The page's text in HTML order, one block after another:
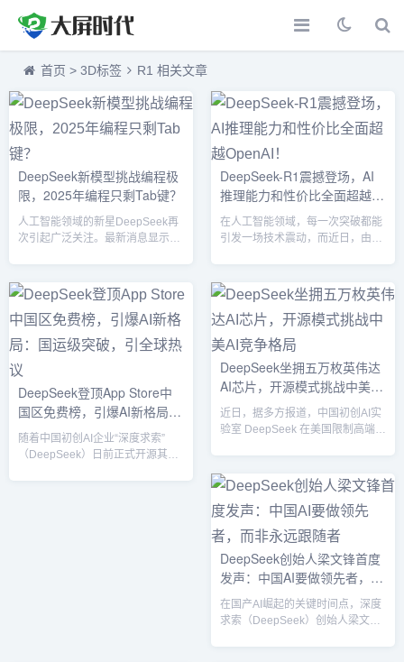
首页 > 3D标签 R1 相关文章
DeepSeek新模型挑战编程极
限，2025年编程只剩Tab键？
人工智能领域的新星DeepSeek再
次引起广泛关注。最新消息显示，
已经在全球知名的代码基准测试平
台LiveCodeBench中霸榜前三，表
现与OpenAI的o1中档推理能力相
当，成为AI编程能力的新标杆。
DeepSeek-R1-Preview：更强大
的推理能力与之前发布的
DeepSeek-R1-Lite-Preview（...
DeepSeek-R1震撼登场，AI
推理能力和性价比全面超越
OpenAI！
在人工智能领域，每一次突破都能
引发一场技术震动，而近日，由
不仅凭借强大的推理能力挑战了
OpenAI的地位，更在性价比上表
现出色，迅速吸引了全球开发者的
目光。DeepSeek-R1：全面超
越，强劲推理能力抢占市场
DeepSeek-R1的开源发布，让很
多AI研究者和开发者惊叹不已。凭
个领域的卓越表现，D...
DeepSeek登顶App Store中
国区免费榜，引爆AI新格局：
国运级突破，引全球热议
随着中国初创AI企业“深度求索”
（DeepSeek）日前正式开源其R1
DeepSeek坐拥五万枚英伟达
AI芯片，开源模式挑战中美AI
竞争格局
近日，据多方报道，中国初创AI实
验室 DeepSeek 在美国限制高端芯
局竞争愈发白热化之际，
DeepSeek 新近发布的 R1 模型不
仅被外界誉为“可与 OpenAI o1 比
肩”，更在 Scale AI 的严苛测试中
一举胜过多款国际顶尖模型。该事
件引发业界对于中国AI前景、开源
协作以及高端芯片管控的再次热
DeepSeek创始人梁文锋首度
发声：中国AI要做领先者，而
非永远跟随者
在国产AI崛起的关键时间点，深度
求索（DeepSeek）创始人梁文锋